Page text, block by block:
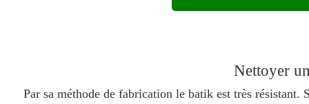
Nettoyer
Par sa méthode de fabrication le batik est très résistant.